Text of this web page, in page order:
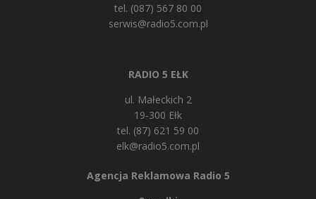
tel. (087) 567 80 00
serwis@radio5.com.pl
RADIO 5 EŁK
ul. Małeckich 2
19-300 Ełk
tel. (87) 621 59 00
elk@radio5.com.pl
Agencja Reklamowa Radio 5